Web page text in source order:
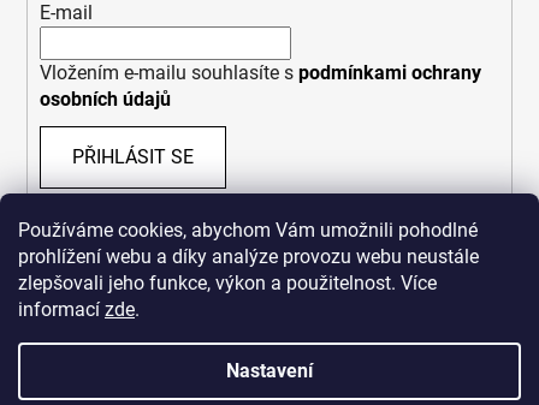
Používáme cookies, abychom Vám umožnili pohodlné
prohlížení webu a díky analýze provozu webu neustále
zlepšovali jeho funkce, výkon a použitelnost. Více
informací zde.
Nastavení
E-mail
Vložením e-mailu souhlasíte s podmínkami ochrany
osobních údajů
PŘIHLÁSIT SE